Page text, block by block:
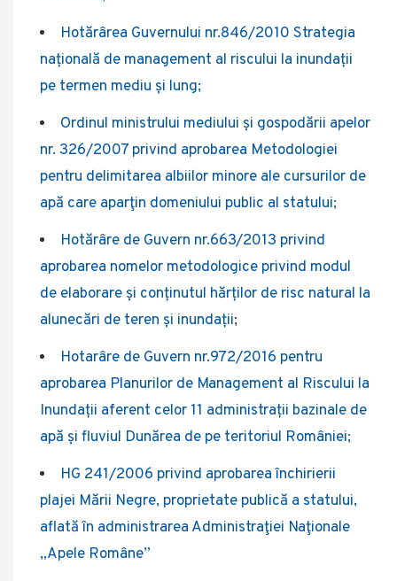
Hotărârea Guvernului nr.846/2010 Strategia
națională de management al riscului la inundații
pe termen mediu și lung;
Ordinul ministrului mediului și gospodării apelor
nr. 326/2007 privind aprobarea Metodologiei
pentru delimitarea albiilor minore ale cursurilor de
apă care aparţin domeniului public al statului;
Hotărâre de Guvern nr.663/2013 privind
aprobarea nomelor metodologice privind modul
de elaborare și conținutul hărților de risc natural la
alunecări de teren și inundații;
Hotarâre de Guvern nr.972/2016 pentru
aprobarea Planurilor de Management al Riscului la
Inundații aferent celor 11 administrații bazinale de
apă și fluviul Dunărea de pe teritoriul României;
HG 241/2006 privind aprobarea închirierii
plajei Mării Negre, proprietate publică a statului,
aflată în administrarea Administraţiei Naţionale
„Apele Române”